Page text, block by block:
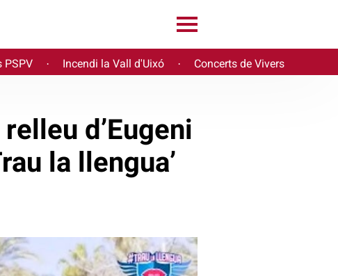
PSPV · Incendi la Vall d'Uixó · Concerts de Vivers
d’Eugeni
la llengua’